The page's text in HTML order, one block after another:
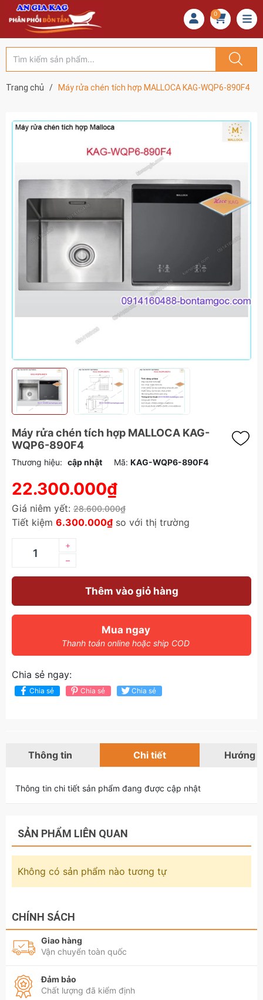
0
Trang chủ / Máy rửa chén tích hợp MALLOCA KAG-WQP6-890F4
Máy rửa chén tích hợp MALLOCA KAG-
WQP6-890F4
Thương hiệu: cập nhật Mã: KAG-WQP6-890F4
22.300.000₫
Giá niêm yết: 28.600.000₫
Tiết kiệm 6.300.000₫ so với thị trường
–
+
Thêm vào giỏ hàng
Mua ngay
Thanh toán online hoặc ship COD
Chia sẻ ngay:
Chia sẻ Chia sẻ Chia sẻ
Thông tin Chi tiết Hướng
Thông tin chi tiết sản phẩm đang được cập nhật
SẢN PHẨM LIÊN QUAN
Không có sản phẩm nào tương tự
CHÍNH SÁCH
Giao hàng
Vận chuyển toàn quốc
Đảm bảo
Chất lượng đã kiểm định